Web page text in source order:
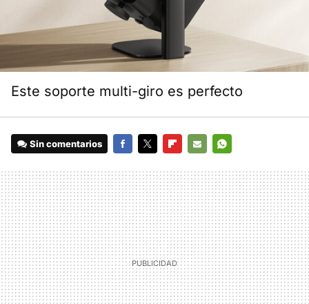
Este soporte multi-giro es perfecto
Sin comentarios
MAIL